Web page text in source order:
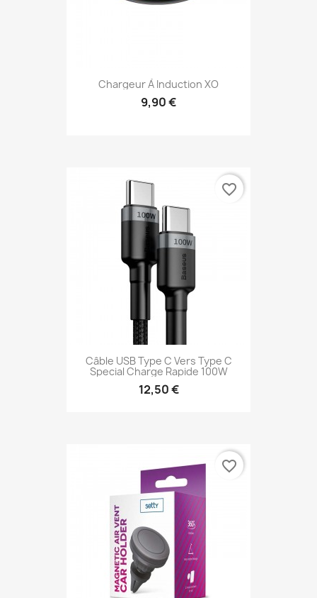
Chargeur À Induction XO
9,90 €
Câble USB Type C Vers Type C
Special Charge Rapide 100W
12,50 €
favorite_border
favorite_border